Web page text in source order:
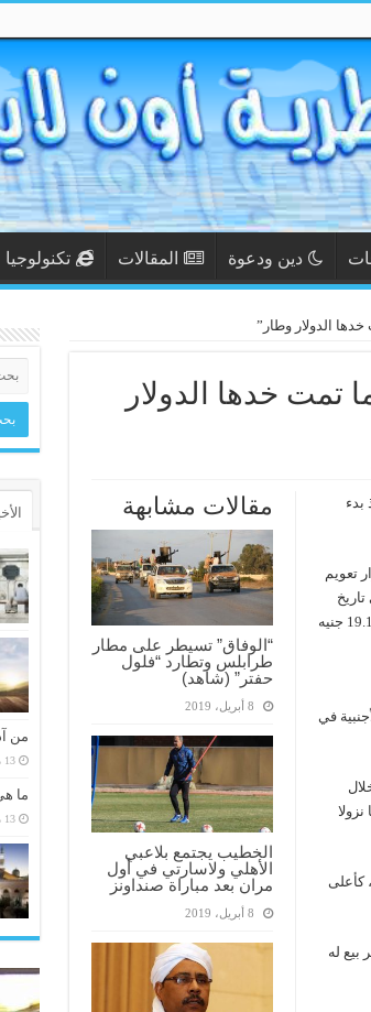
دين ودعوة المقالات تكنولوجيا
الدولار وطار”
تمت خدها الدولار
مقالات مشابهة
“الوفاق” تسيطر على مطار
طرابلس وتطارد “فلول
حفتر” (شاهد)
8 أبريل، 2019
الخطيب يجتمع بلاعبي
الأهلي ولاسارتي في أول
مران بعد مباراة صنداونز
8 أبريل، 2019
بدء
تعويم
تاريخ
العملة المحلية يوم الثلاثاء 20 ديسمبر، بواقع 19.5605 جنيه للبيع، و19.1530 جنيه
في
انخفاضاته من مستوى الـ 19 جنيها نزولا
مستوى 19.15 جنيه لـ 19.05 جنيها، كأعلى
كأعلى سعر بيع له
من
13 مارس، 2026
ما
13 مارس، 2026